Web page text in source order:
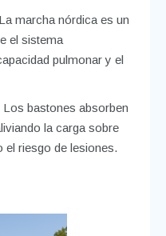
marcha nórdica es un
el sistema
pulmonar y el
Los bastones absorben
la carga sobre
el riesgo de lesiones.